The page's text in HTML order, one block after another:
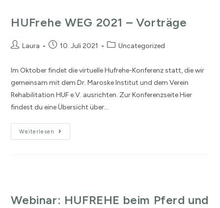
HUFrehe WEG 2021 – Vorträge
Laura 10. Juli 2021 Uncategorized
Im Oktober findet die virtuelle Hufrehe-Konferenz statt, die wir
gemeinsam mit dem Dr. Maroske Institut und dem Verein
Rehabilitation HUF e.V. ausrichten. Zur Konferenzseite Hier
findest du eine Übersicht über…
Weiterlesen
Webinar: HUFREHE beim Pferd und